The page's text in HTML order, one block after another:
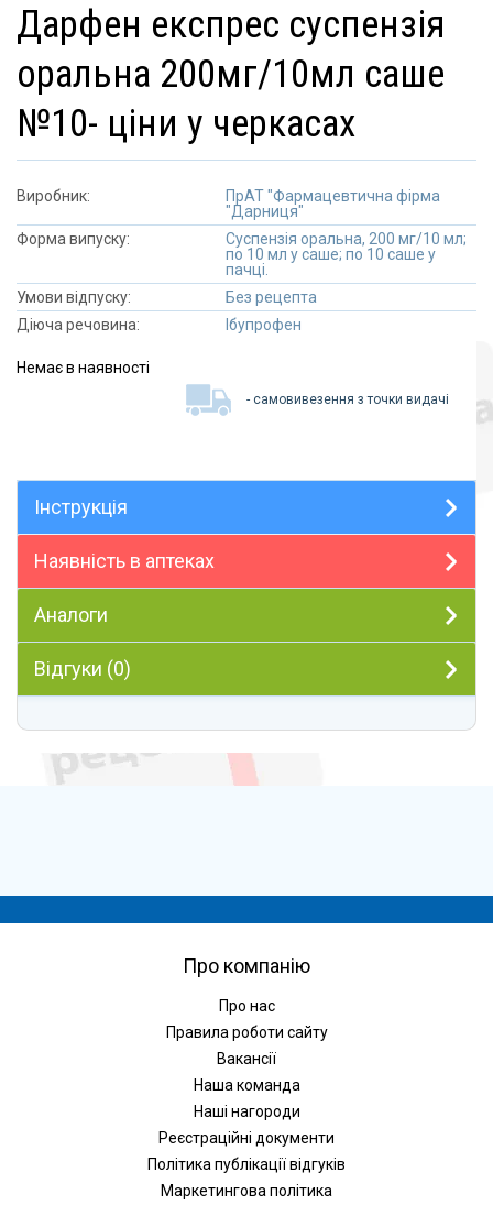
дарфен експрес суспензія
оральна 200мг/10мл саше
№10- ціни у черкасах
Виробник:
ПрАТ "Фармацевтична фірма
"Дарниця"
Форма випуску:
Суспензія оральна, 200 мг/10 мл;
по 10 мл у саше; по 10 саше у
пачці.
Умови відпуску:
Без рецепта
Діюча речовина:
Ібупрофен
Немає в наявності
- самовивезення з точки видачі
Інструкція
Наявність в аптеках
Аналоги
Відгуки (0)
Про компанію
Про нас
Правила роботи сайту
Вакансії
Наша команда
Наші нагороди
Реєстраційні документи
Політика публікації відгуків
Маркетингова політика